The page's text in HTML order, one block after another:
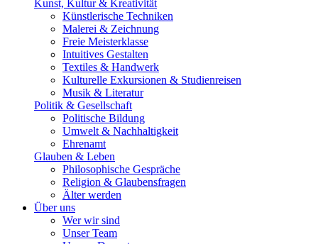
Kunst, Kultur & Kreativität
Künstlerische Techniken
Malerei & Zeichnung
Freie Meisterklasse
Intuitives Gestalten
Textiles & Handwerk
Kulturelle Exkursionen & Studienreisen
Musik & Literatur
Politik & Gesellschaft
Politische Bildung
Umwelt & Nachhaltigkeit
Ehrenamt
Glauben & Leben
Philosophische Gespräche
Religion & Glaubensfragen
Älter werden
Über uns
Wer wir sind
Unser Team